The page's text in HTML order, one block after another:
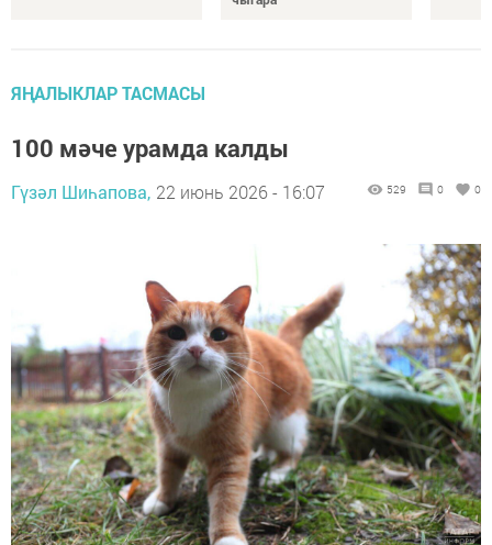
ЯҢАЛЫКЛАР ТАСМАСЫ
100 мәче урамда калды
Гүзәл Шиһапова, 22 июнь 2026 - 16:07 529 0 0